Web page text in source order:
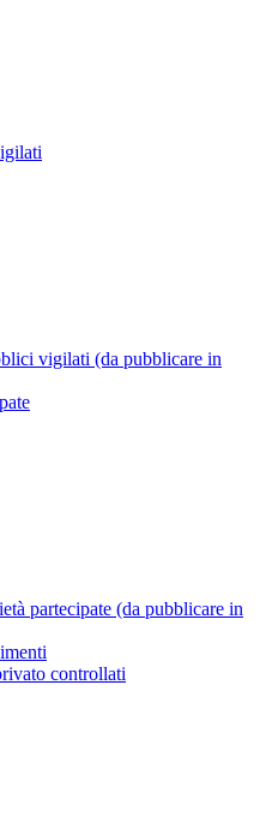
vigilati (da pubblicare in
partecipate (da pubblicare in
controllati